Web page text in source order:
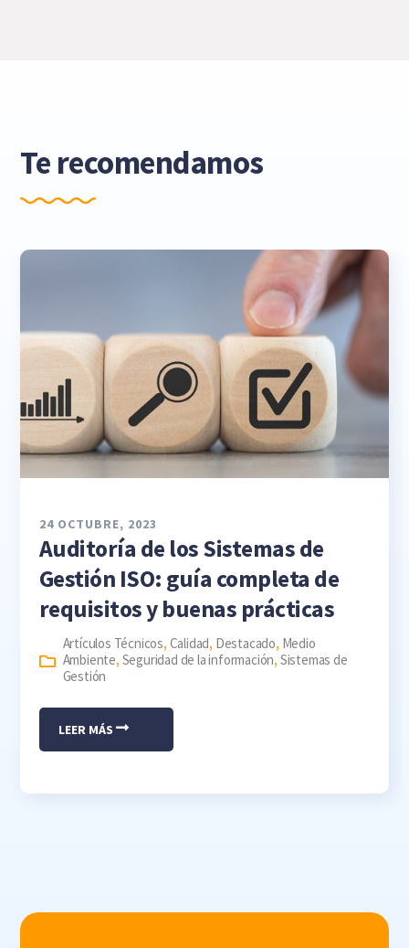
Te recomendamos
24 OCTUBRE, 2023
Auditoría de los Sistemas de
Gestión ISO: guía completa de
requisitos y buenas prácticas
Artículos Técnicos, Calidad, Destacado, Medio
Ambiente, Seguridad de la información, Sistemas de
Gestión
LEER MÁS